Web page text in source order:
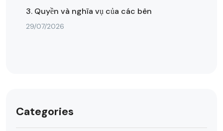
3. Quyền và nghĩa vụ của các bên
29/07/2026
Categories